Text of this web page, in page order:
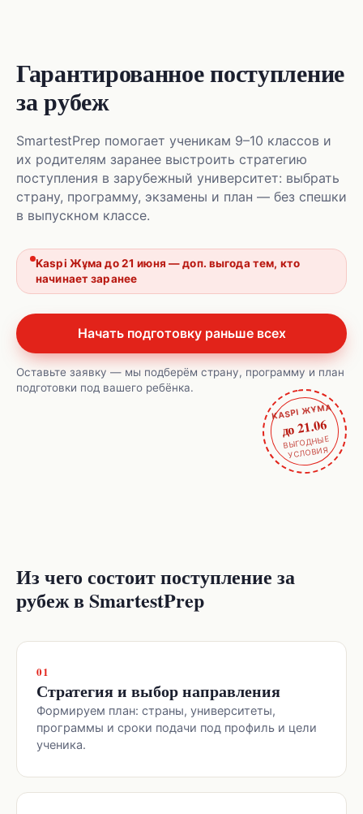
Гарантированное поступление
за рубеж
SmartestPrep помогает ученикам 9–10 классов и
их родителям заранее выстроить стратегию
поступления в зарубежный университет: выбрать
страну, программу, экзамены и план — без спешки
в выпускном классе.
Kaspi Жұма до 21 июня — доп. выгода тем, кто
начинает заранее
Начать подготовку раньше всех
Оставьте заявку — мы подберём страну, программу и план
подготовки под вашего ребёнка.
KASPI ЖҰМА
до 21.06
ВЫГОДНЫЕ
УСЛОВИЯ
Из чего состоит поступление за
рубеж в SmartestPrep
01
Стратегия и выбор направления
Формируем план: страны, университеты,
программы и сроки подачи под профиль и цели
ученика.